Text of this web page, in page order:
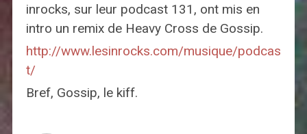
inrocks, sur leur podcast 131, ont mis en
intro un remix de Heavy Cross de Gossip.
http://www.lesinrocks.com/musique/podcas
t/
Bref, Gossip, le kiff.